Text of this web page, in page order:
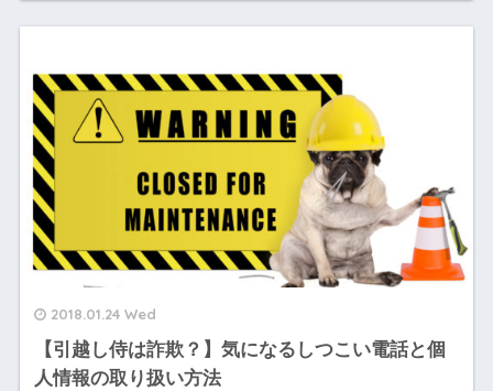
2018.01.24 Wed
【引越し侍は詐欺？】気になるしつこい電話と個
人情報の取り扱い方法